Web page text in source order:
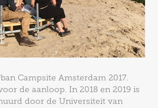
Campsite Amsterdam 2017.
de aanloop. In 2018 en 2019 is
door de Universiteit van